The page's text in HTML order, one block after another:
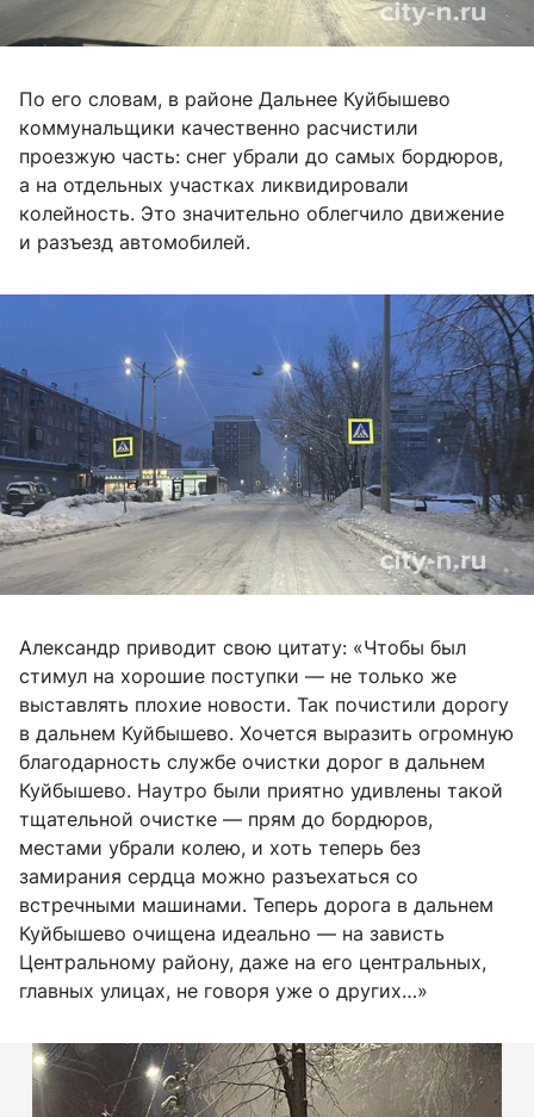
По его словам, в районе Дальнее Куйбышево
коммунальщики качественно расчистили
проезжую часть: снег убрали до самых бордюров,
а на отдельных участках ликвидировали
колейность. Это значительно облегчило движение
и разъезд автомобилей.
Александр приводит свою цитату: «Чтобы был
стимул на хорошие поступки — не только же
выставлять плохие новости. Так почистили дорогу
в дальнем Куйбышево. Хочется выразить огромную
благодарность службе очистки дорог в дальнем
Куйбышево. Наутро были приятно удивлены такой
тщательной очистке — прям до бордюров,
местами убрали колею, и хоть теперь без
замирания сердца можно разъехаться со
встречными машинами. Теперь дорога в дальнем
Куйбышево очищена идеально — на зависть
Центральному району, даже на его центральных,
главных улицах, не говоря уже о других…»